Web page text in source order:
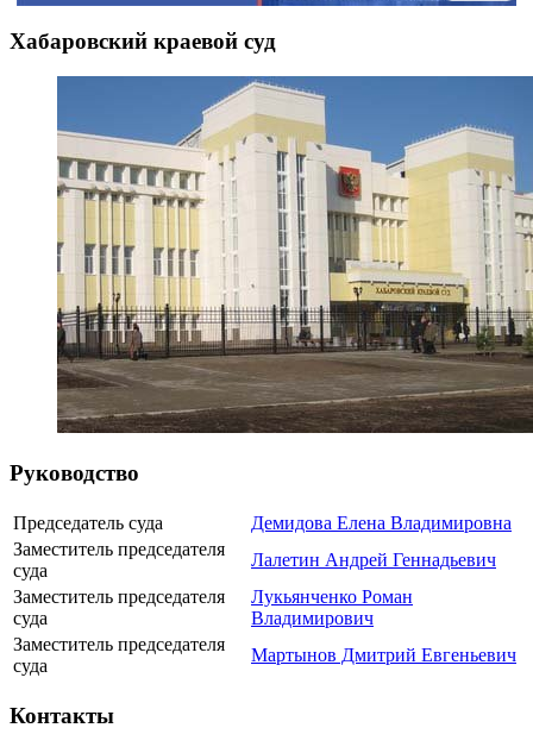
Хабаровский краевой суд
Руководство
Председатель суда
Демидова Елена Владимировна
Заместитель председателя
суда
Лалетин Андрей Геннадьевич
Заместитель председателя
суда
Лукьянченко Роман
Владимирович
Заместитель председателя
суда
Мартынов Дмитрий Евгеньевич
Контакты